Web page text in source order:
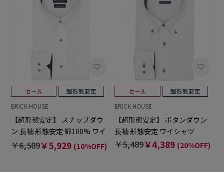
BRICK HOUSE
【超形態安定】 スナップダウ
ン 長袖 形態安定 綿100% ワイ
シャツ
￥6,589￥5,929 (10%OFF)
BRICK HOUSE
【超形態安定】 ボタンダウン
長袖 形態安定 ワイシャツ
￥5,489￥4,389 (20%OFF)